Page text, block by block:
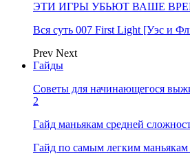
ЭТИ ИГРЫ УБЬЮТ ВАШЕ
Вся суть 007 First Light [Уэс и
Prev Next
Гайды
Советы для начинающегося
2
Гайд маньякам средней
Гайд по самым легким